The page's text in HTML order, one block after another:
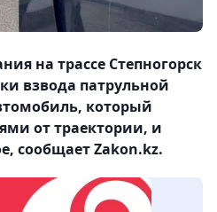
на трассе Степногорск
взвода патрульной
который
от траектории, и
сообщает Zakon.kz.